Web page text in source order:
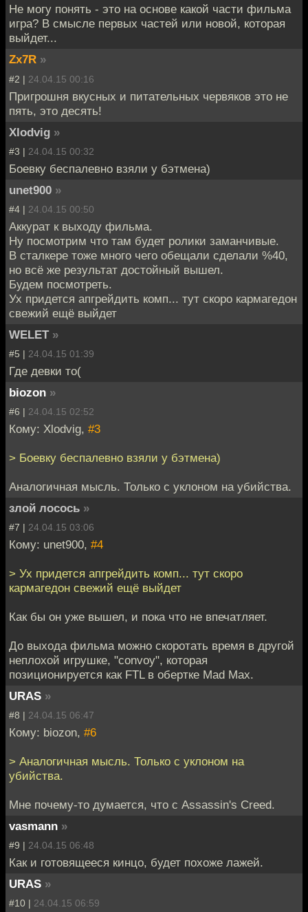
Не могу понять - это на основе какой части фильма
игра? В смысле первых частей или новой, которая
выйдет...
Zx7R »
#2 | 24.04.15 00:16
Пригрошня вкусных и питательных червяков это не
пять, это десять!
Xlodvig »
#3 | 24.04.15 00:32
Боевку беспалевно взяли у бэтмена)
unet900 »
#4 | 24.04.15 00:50
Аккурат к выходу фильма.
Ну посмотрим что там будет ролики заманчивые.
В сталкере тоже много чего обещали сделали %40,
но всё же результат достойный вышел.
Будем посмотреть.
Ух придется апгрейдить комп... тут скоро кармагедон
свежий ещё выйдет
WELET »
#5 | 24.04.15 01:39
Где девки то(
biozon »
#6 | 24.04.15 02:52
Кому: Xlodvig, #3
> Боевку беспалевно взяли у бэтмена)
Аналогичная мысль. Только с уклоном на убийства.
злой лосось »
#7 | 24.04.15 03:06
Кому: unet900, #4
> Ух придется апгрейдить комп... тут скоро
кармагедон свежий ещё выйдет
Как бы он уже вышел, и пока что не впечатляет.
До выхода фильма можно скоротать время в другой
неплохой игрушке, "convoy", которая
позиционируется как FTL в обертке Mad Max.
URAS »
#8 | 24.04.15 06:47
Кому: biozon, #6
> Аналогичная мысль. Только с уклоном на
убийства.
Мне почему-то думается, что с Assassin's Creed.
vasmann »
#9 | 24.04.15 06:48
Как и готовящееся кинцо, будет похоже лажей.
URAS »
#10 | 24.04.15 06:59